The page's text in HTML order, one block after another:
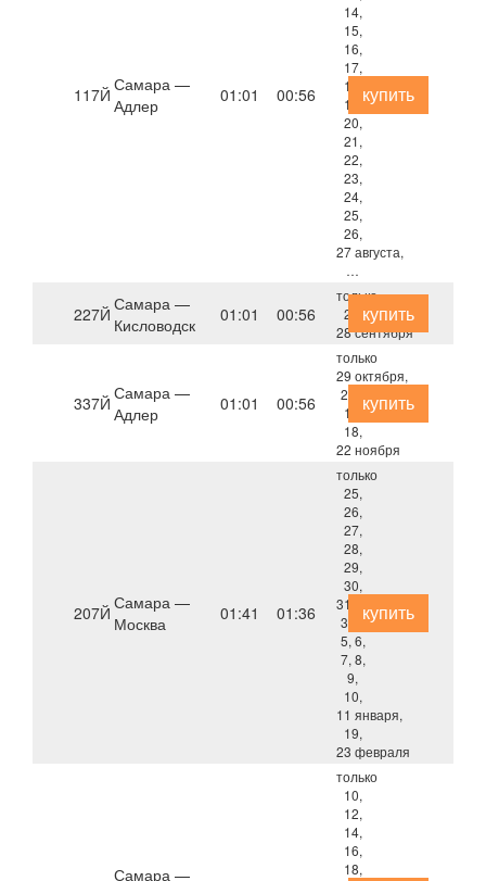
117Й Самара —
Адлер
01:01 00:56
14,
15,
16,
17,
18,
19,
20,
21,
22,
23,
24,
25,
26,
27 августа,
…
купить
227Й Самара —
Кисловодск
01:01 00:56
только
24,
28 сентября
купить
337Й Самара —
Адлер
01:01 00:56
только
29 октября,
2, 8,
12,
18,
22 ноября
купить
207Й Самара —
Москва
01:41 01:36
только
25,
26,
27,
28,
29,
30,
31 декабря,
3, 4,
5, 6,
7, 8,
9,
10,
11 января,
19,
23 февраля
купить
Самара —
только
10,
12,
14,
16,
18,